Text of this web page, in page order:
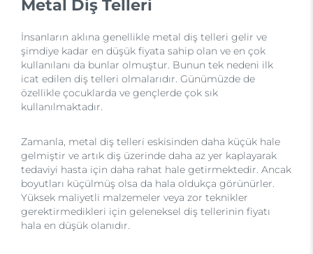
Metal Diş Telleri
İnsanların aklına genellikle metal diş telleri gelir ve
şimdiye kadar en düşük fiyata sahip olan ve en çok
kullanılanı da bunlar olmuştur. Bunun tek nedeni ilk
icat edilen diş telleri olmalarıdır. Günümüzde de
özellikle çocuklarda ve gençlerde çok sık
kullanılmaktadır.
Zamanla, metal diş telleri eskisinden daha küçük hale
gelmiştir ve artık diş üzerinde daha az yer kaplayarak
tedaviyi hasta için daha rahat hale getirmektedir. Ancak
boyutları küçülmüş olsa da hala oldukça görünürler.
Yüksek maliyetli malzemeler veya zor teknikler
gerektirmedikleri için geleneksel diş tellerinin fiyatı
hala en düşük olanıdır.